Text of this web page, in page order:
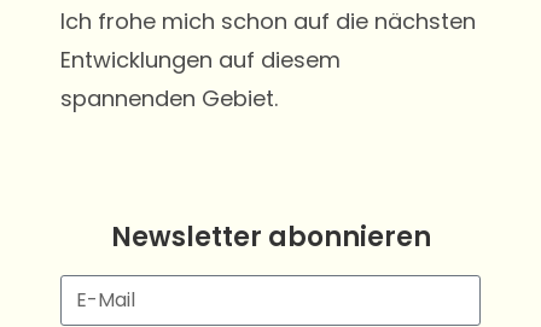
Ich frohe mich schon auf die nächsten
Entwicklungen auf diesem
spannenden Gebiet.
Newsletter abonnieren